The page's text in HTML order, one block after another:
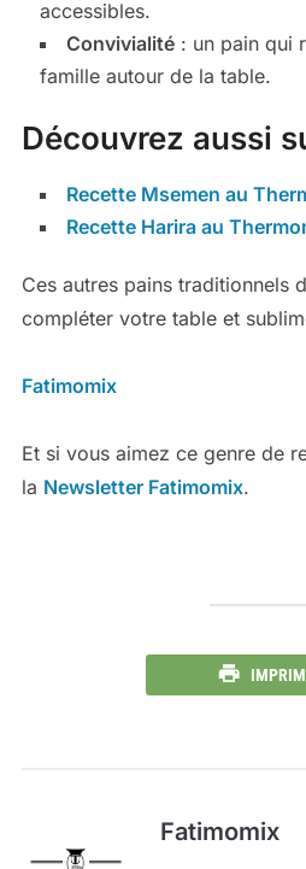
accessibles.
Convivialité: un pain qui
famille autour de la table.
Découvrez aussi
Recette Msemen au
Recette Harira au
Ces autres pains traditionnels
compléter votre table et
Fatimomix
Et si vous aimez ce genre de
la Newsletter Fatimomix.
Fatimomix